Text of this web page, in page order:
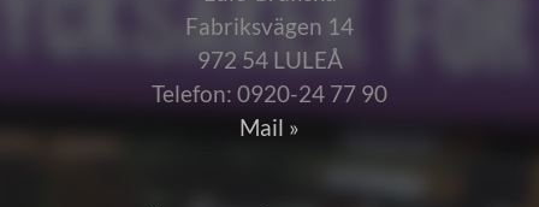
Fabriksvägen 14
972 54 LULEÅ
Telefon: 0920-24 77 90
Mail »